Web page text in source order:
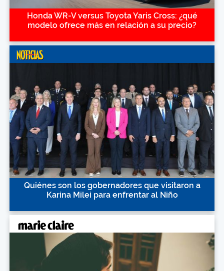
Honda WR-V versus Toyota Yaris Cross: ¿qué
modelo ofrece más en relación a su precio?
Quiénes son los gobernadores que visitaron a
Karina Milei para enfrentar al Niño